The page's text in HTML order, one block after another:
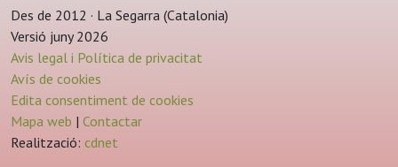
Des de 2012 · La Segarra (Catalonia)
Versió juny 2026
Avis legal i Política de privacitat
Avís de cookies
Edita consentiment de cookies
Mapa web | Contactar
Realització: cdnet